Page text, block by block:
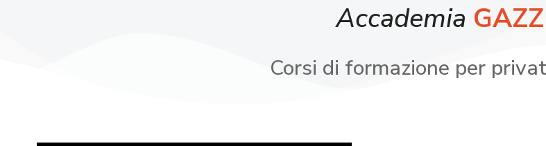
Accademia
Corsi di formazione per